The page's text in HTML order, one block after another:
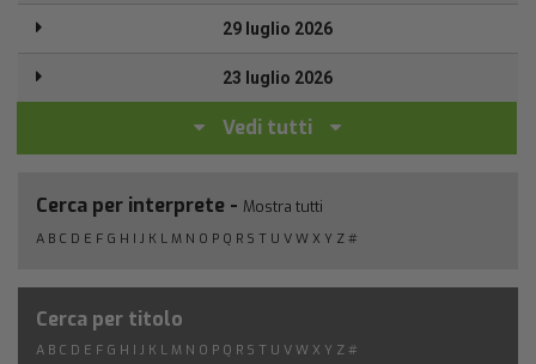
29 luglio 2026
23 luglio 2026
Vedi tutti
Cerca per interprete - Mostra tutti
A B C D E F G H I J K L M N O P Q R S T U V W X Y Z #
Cerca per titolo
A B C D E F G H I J K L M N O P Q R S T U V W X Y Z #